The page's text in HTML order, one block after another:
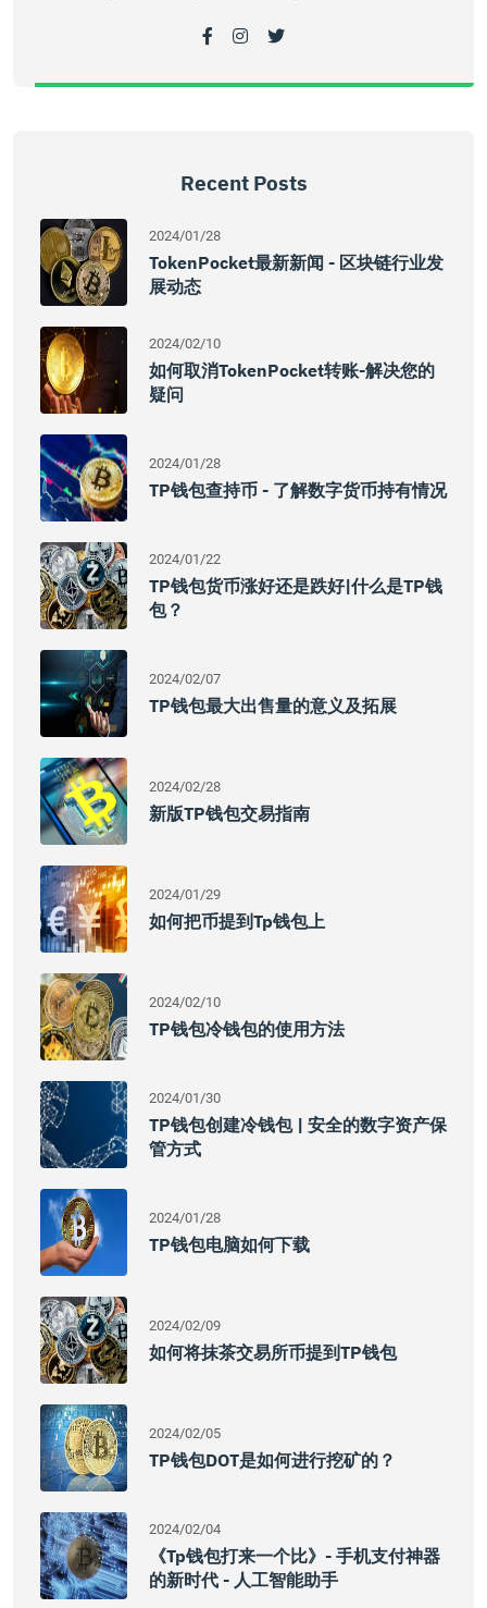
Recent Posts
2024/01/28
TokenPocket最新新闻 - 区块链行业发
展动态
2024/02/10
如何取消TokenPocket转账-解决您的
疑问
2024/01/28
TP钱包查持币 - 了解数字货币持有情况
2024/01/22
TP钱包货币涨好还是跌好|什么是TP钱
包？
2024/02/07
TP钱包最大出售量的意义及拓展
2024/02/28
新版TP钱包交易指南
2024/01/29
如何把币提到tp钱包上
2024/02/10
TP钱包冷钱包的使用方法
2024/01/30
TP钱包创建冷钱包 | 安全的数字资产保
管方式
2024/01/28
TP钱包电脑如何下载
2024/02/09
如何将抹茶交易所币提到TP钱包
2024/02/05
TP钱包DOT是如何进行挖矿的？
2024/02/04
《tp钱包打来一个比》- 手机支付神器
的新时代 - 人工智能助手